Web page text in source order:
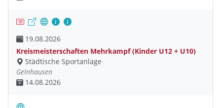
19.08.2026
Kreismeisterschaften Mehrkampf (Kinder U12 + U10)
Städtische Sportanlage
Gelnhausen
14.08.2026